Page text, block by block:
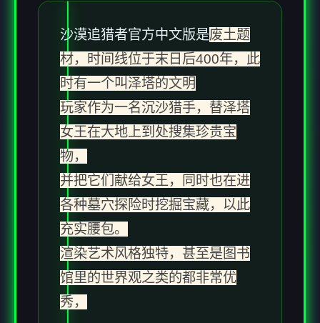
沙漠追猎者官方中文版是废土题
材，时间线位于末日后400年，此
时有一个叫泽塔的文明
玩家作为一名沉沙猎手，替泽塔
女王在大地上到处搜集珍贵宝
物，
并把它们献给女王，同时也在进
各种墓穴探险时挖掘宝藏，以此
充实腰包。
渲染艺术风格独特，甚至是图书
馆里的世界观之类的都非常优
秀，